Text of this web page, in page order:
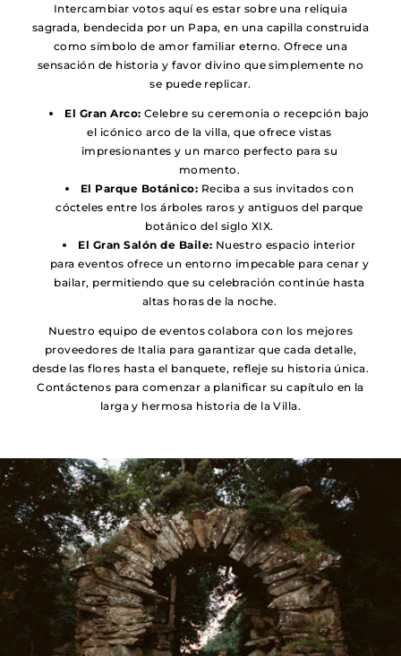
Intercambiar votos aquí es estar sobre una reliquia
sagrada, bendecida por un Papa, en una capilla construida
como símbolo de amor familiar eterno. Ofrece una
sensación de historia y favor divino que simplemente no
se puede replicar.
El Gran Arco: Celebre su ceremonia o recepción bajo
el icónico arco de la villa, que ofrece vistas
impresionantes y un marco perfecto para su
momento.
El Parque Botánico: Reciba a sus invitados con
cócteles entre los árboles raros y antiguos del parque
botánico del siglo XIX.
El Gran Salón de Baile: Nuestro espacio interior
para eventos ofrece un entorno impecable para cenar y
bailar, permitiendo que su celebración continúe hasta
altas horas de la noche.
Nuestro equipo de eventos colabora con los mejores
proveedores de Italia para garantizar que cada detalle,
desde las flores hasta el banquete, refleje su historia única.
Contáctenos para comenzar a planificar su capítulo en la
larga y hermosa historia de la Villa.